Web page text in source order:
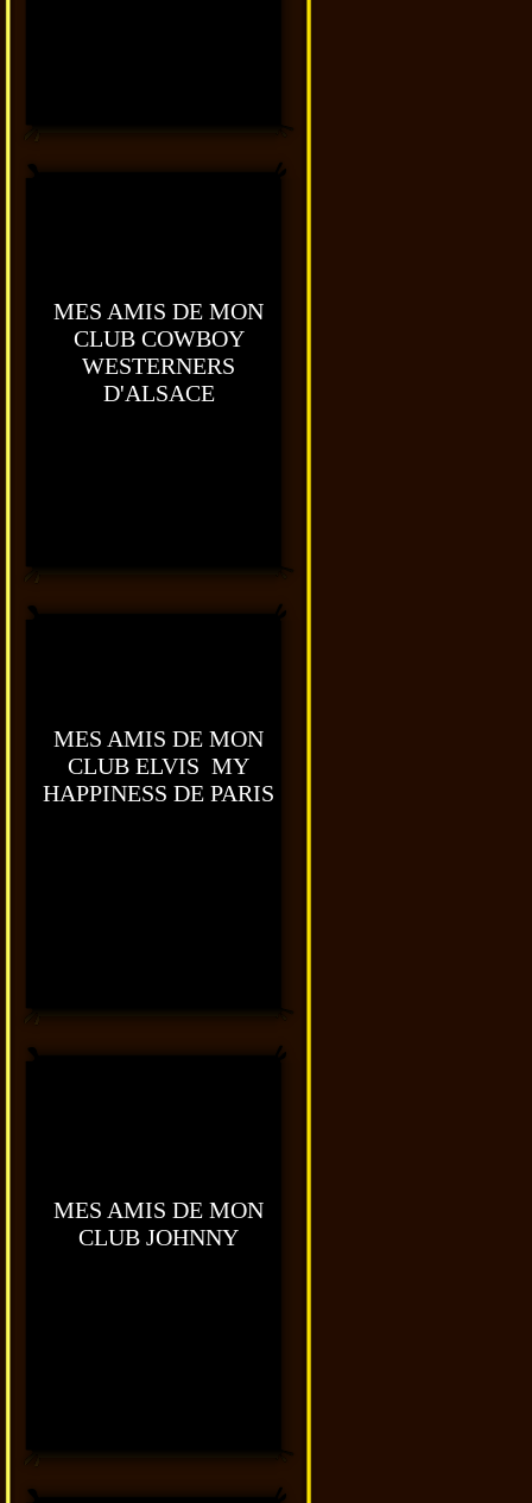
MES AMIS DE MON
CLUB COWBOY
WESTERNERS
D'ALSACE
MES AMIS DE MON
CLUB ELVIS MY
HAPPINESS DE PARIS
MES AMIS DE MON
CLUB JOHNNY